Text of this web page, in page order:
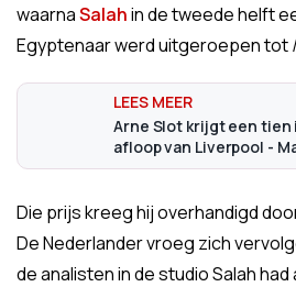
waarnaSalahin de tweede helft
Egyptenaar werd uitgeroepen tot
Arne Slot krijgt een tien
afloop van Liverpool -
Die prijs kreeg hij overhandigd
De Nederlander vroeg zich
de analisten in de studio Salah